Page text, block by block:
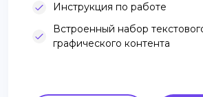
Инструкция по работе
Встроенный набор
графического контента